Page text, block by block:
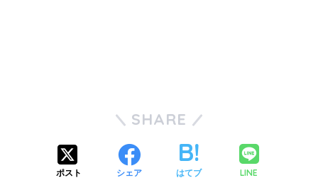
SHARE
ポスト シェア はてブ LINE